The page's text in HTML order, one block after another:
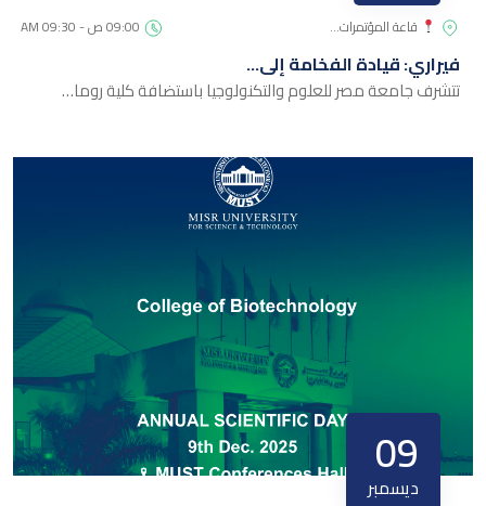
قاعة المؤتمرات…
فيراري: قيادة الفخامة إلى…
تتشرف جامعة مصر للعلوم والتكنولوجيا باستضافة كلية روما…
09
ديسمبر